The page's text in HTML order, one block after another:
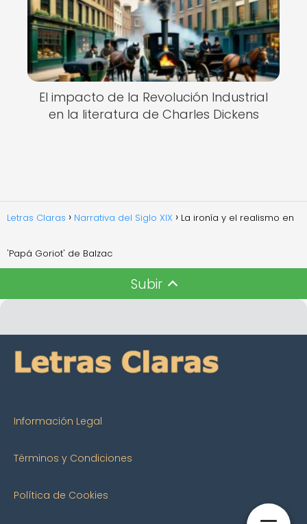
El impacto de la Revolución Industrial
en la literatura de Charles Dickens
Letras Claras Narrativa del Siglo XIX La ironía y el realismo en
'Papá Goriot' de Balzac
Subir
Información Legal
Términos y Condiciones
Política de Cookies